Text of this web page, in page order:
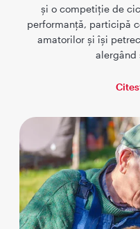
și o competiție de
performanță, participă
amatorilor și își
alergând